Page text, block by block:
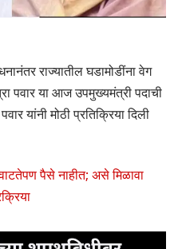
राज्यातील घडामोडींना वेग
पवार या आज उपमुख्यमंत्री पदाची
यांनी मोठी प्रतिक्रिया दिली
पैसे नाहीत; असे मिळावा